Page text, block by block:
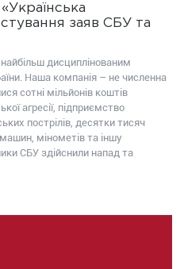
заяв СБУ та
дисциплінованим
Наша компанія – не численна
сотні мільйонів коштів
агресії, підприємство
пострілів, десятки тисяч
мінометів та іншу
СБУ здійснили напад та